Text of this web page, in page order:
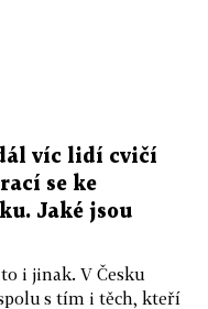
víc lidí cvičí
se ke
Jaké jsou
i jinak. V Česku
s tím i těch, kteří